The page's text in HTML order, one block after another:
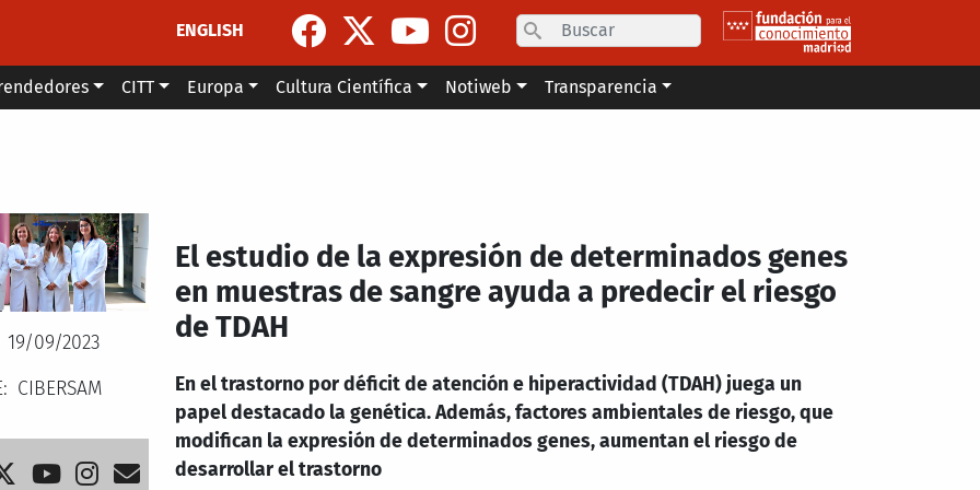
ENGLISH
Search
CITT Europa Cultura Científica Notiweb Transparencia
19/09/2023
CIBERSAM
El estudio de la expresión de determinados genes
en muestras de sangre ayuda a predecir el riesgo
de TDAH
En el trastorno por déficit de atención e hiperactividad (TDAH) juega un
papel destacado la genética. Además, factores ambientales de riesgo, que
modifican la expresión de determinados genes, aumentan el riesgo de
desarrollar el trastorno